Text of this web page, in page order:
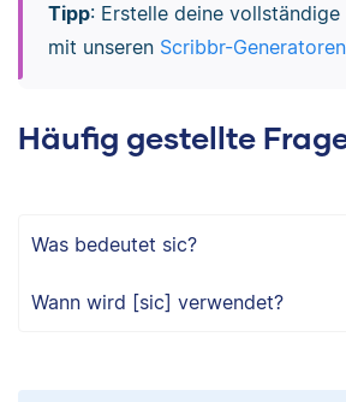
Tipp: Erstelle deine vollständige
mit unseren Scribbr-Generatoren
Häufig gestellte
Was bedeutet sic?
Wann wird [sic] verwendet?